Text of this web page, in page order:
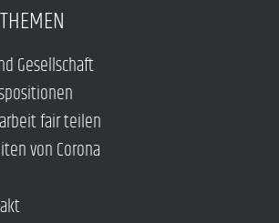
Gesellschaft
fair teilen
von Corona